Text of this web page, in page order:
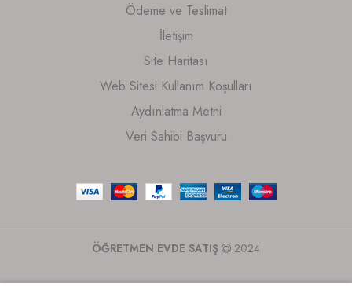
Ödeme ve Teslimat
İletişim
Site Haritası
Web Sitesi Kullanım Koşulları
Aydınlatma Metni
Veri Sahibi Başvuru
ÖĞRETMEN EVDE SATIŞ 2024